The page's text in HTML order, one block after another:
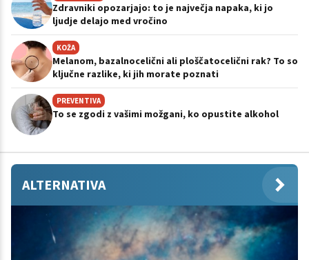
Zdravniki opozarjajo: to je največja napaka, ki jo
ljudje delajo med vročino
KOŽA
Melanom, bazalnocelični ali ploščatocelični rak? To so
ključne razlike, ki jih morate poznati
PREVENTIVA
To se zgodi z vašimi možgani, ko opustite alkohol
ALTERNATIVA